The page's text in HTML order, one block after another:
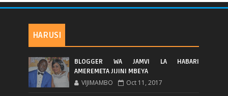
HARUSI
BLOGGER WA JAMVI LA HABARI
AMEREMETA JIJINI MBEYA
VIJIMAMBO Oct 11, 2017